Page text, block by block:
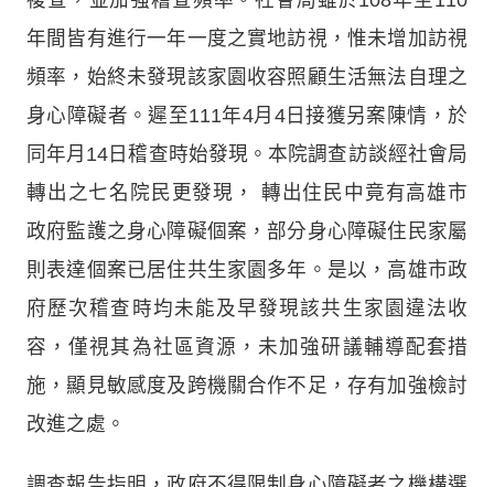
年間皆有進行一年一度之實地訪視，惟未增加訪視
頻率，始終未發現該家園收容照顧生活無法自理之
身心障礙者。遲至111年4月4日接獲另案陳情，於
同年月14日稽查時始發現。本院調查訪談經社會局
轉出之七名院民更發現， 轉出住民中竟有高雄市
政府監護之身心障礙個案，部分身心障礙住民家屬
則表達個案已居住共生家園多年。是以，高雄市政
府歷次稽查時均未能及早發現該共生家園違法收
容，僅視其為社區資源，未加強研議輔導配套措
施，顯見敏感度及跨機關合作不足，存有加強檢討
改進之處。